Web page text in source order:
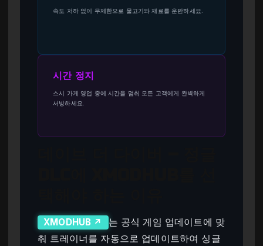
속도 저하 없이 무제한으로 물고기와 재료를 운반하세요.
시간 정지
스시 가게 영업 중에 시간을 멈춰 모든 고객에게 완벽하게
서빙하세요.
XMODHUB ↗
는 공식 게임 업데이트에 맞
춰 트레이너를 자동으로 업데이트하여 싱글